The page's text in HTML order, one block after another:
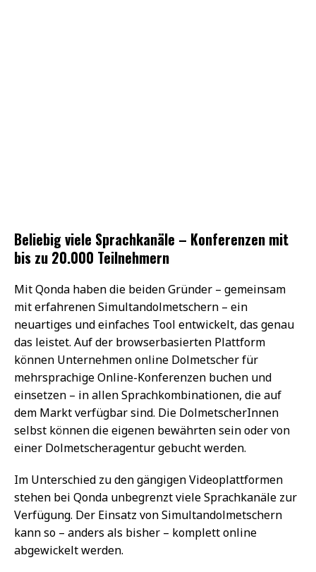
Beliebig viele Sprachkanäle – Konferenzen mit
bis zu 20.000 Teilnehmern
Mit Qonda haben die beiden Gründer – gemeinsam
mit erfahrenen Simultandolmetschern – ein
neuartiges und einfaches Tool entwickelt, das genau
das leistet. Auf der browserbasierten Plattform
können Unternehmen online Dolmetscher für
mehrsprachige Online-Konferenzen buchen und
einsetzen – in allen Sprachkombinationen, die auf
dem Markt verfügbar sind. Die DolmetscherInnen
selbst können die eigenen bewährten sein oder von
einer Dolmetscheragentur gebucht werden.
Im Unterschied zu den gängigen Videoplattformen
stehen bei Qonda unbegrenzt viele Sprachkanäle zur
Verfügung. Der Einsatz von Simultandolmetschern
kann so – anders als bisher – komplett online
abgewickelt werden.